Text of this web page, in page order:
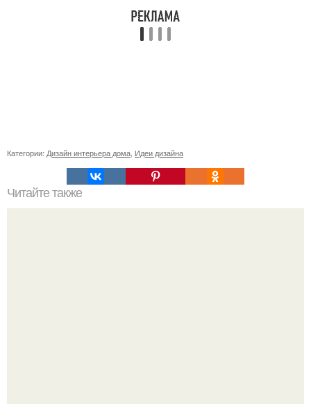
Категории: Дизайн интерьера дома Идеи дизайна
Читайте также